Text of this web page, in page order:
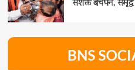
सशक्त बचपन,
BNS